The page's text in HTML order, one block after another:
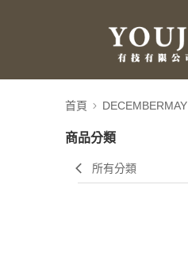
首頁 DECEMBERMAY
商品分類
所有分類